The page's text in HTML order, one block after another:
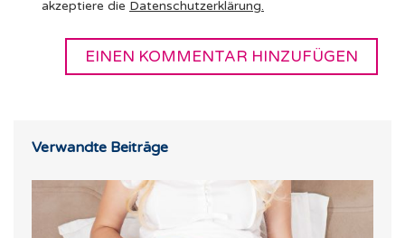
akzeptiere die Datenschutzerklärung.
Verwandte Beiträge